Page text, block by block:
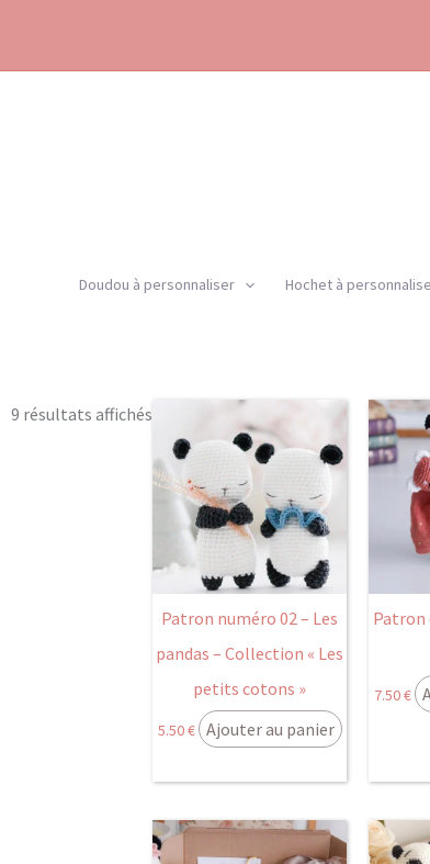
contenu
Doudou à personnaliser Hochet à
9 résultats affichés
par
popularité
Patron numéro 02 – Les
pandas – Collection « Les
petits cotons »
5.50€ Ajouter au panier
Patron
7.50€